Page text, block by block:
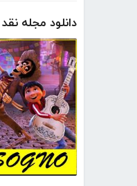
دانلود مجله